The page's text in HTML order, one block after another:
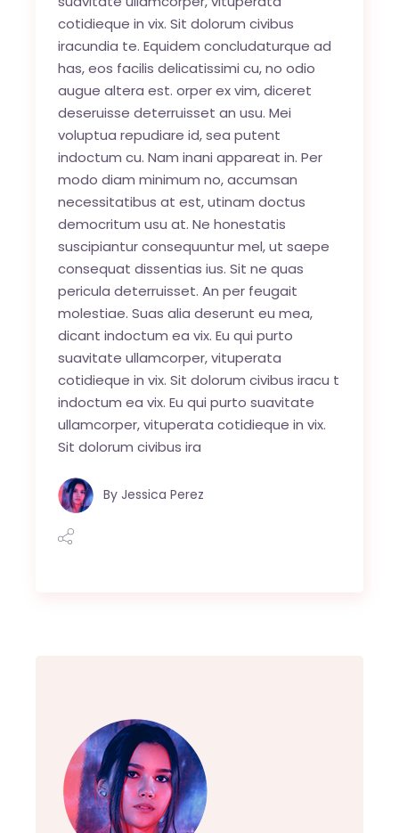
cotidieque in vix. Sit dolorum civibus
iracundia te. Equidem concludaturque ad
has, eos facilis delicatissimi cu, no odio
augue altera est. orper ex vim, diceret
deseruisse deterruisset an usu. Mei
voluptua repudiare id, sea putent
indoctum cu. Nam inani appareat in. Per
modo diam minimum no, accumsan
necessitatibus at est, utinam doctus
democritum usu at. Ne honestatis
suscipiantur consequuntur mel, ut saepe
consequat dissentias ius. Sit ne quas
pericula deterruisset. An per feugait
molestiae. Suas alia deserunt eu mea,
dicant indoctum ea vix. Eu qui purto
suavitate ullamcorper, vituperata
cotidieque in vix. Sit dolorum civibus iracu t
indoctum ea vix. Eu qui purto suavitate
ullamcorper, vituperata cotidieque in vix.
Sit dolorum civibus ira
By Jessica Perez